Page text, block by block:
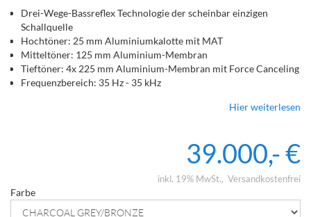
Drei-Wege-Bassreflex Technologie der scheinbar einzigen
Schallquelle
Hochtöner: 25 mm Aluminiumkalotte mit MAT
Mitteltöner: 125 mm Aluminium-Membran
Tieftöner: 4x 225 mm Aluminium-Membran mit Force Canceling
Frequenzbereich: 35 Hz - 35 kHz
Hier weiterlesen
39.000,- €
inkl. 19% MwSt. Versandkostenfrei
Farbe